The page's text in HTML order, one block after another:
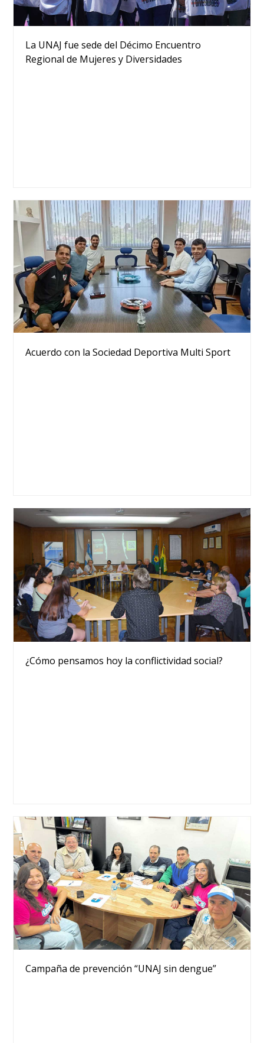
La UNAJ fue sede del Décimo Encuentro
Regional de Mujeres y Diversidades
Acuerdo con la Sociedad Deportiva Multi Sport
¿Cómo pensamos hoy la conflictividad social?
Campaña de prevención “UNAJ sin dengue”